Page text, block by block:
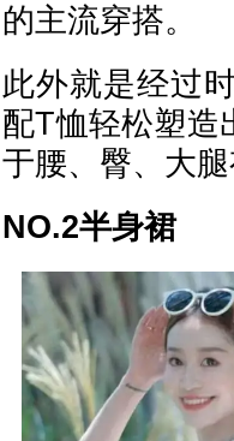
的主流穿搭。
此外就是经过
配T恤轻松塑造
于腰、臀、大
NO.2半身裙